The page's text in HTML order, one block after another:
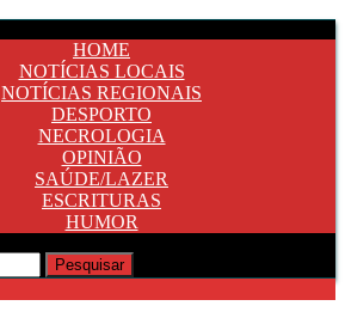
HOME
NOTÍCIAS LOCAIS
NOTÍCIAS REGIONAIS
DESPORTO
NECROLOGIA
OPINIÃO
SAÚDE/LAZER
ESCRITURAS
HUMOR